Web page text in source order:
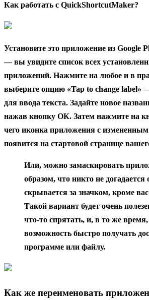
Как работать с QuickShortcutMaker?
Установите это приложение из Google
— вы увидите список всех
приложений. Нажмите на любое и в
выберите опцию «Tap to change label»
для ввода текста. Задайте новое
нажав кнопку ОК. Затем нажмите на
чего иконка приложения с
появится на стартовой странице
Или, можно замаскировать
образом, что никто не догадается
скрывается за значком, кроме
Такой вариант будет очень
что-то спрятать, и, в то же
возможность быстро получать
программе или файлу.
Как же переименовать